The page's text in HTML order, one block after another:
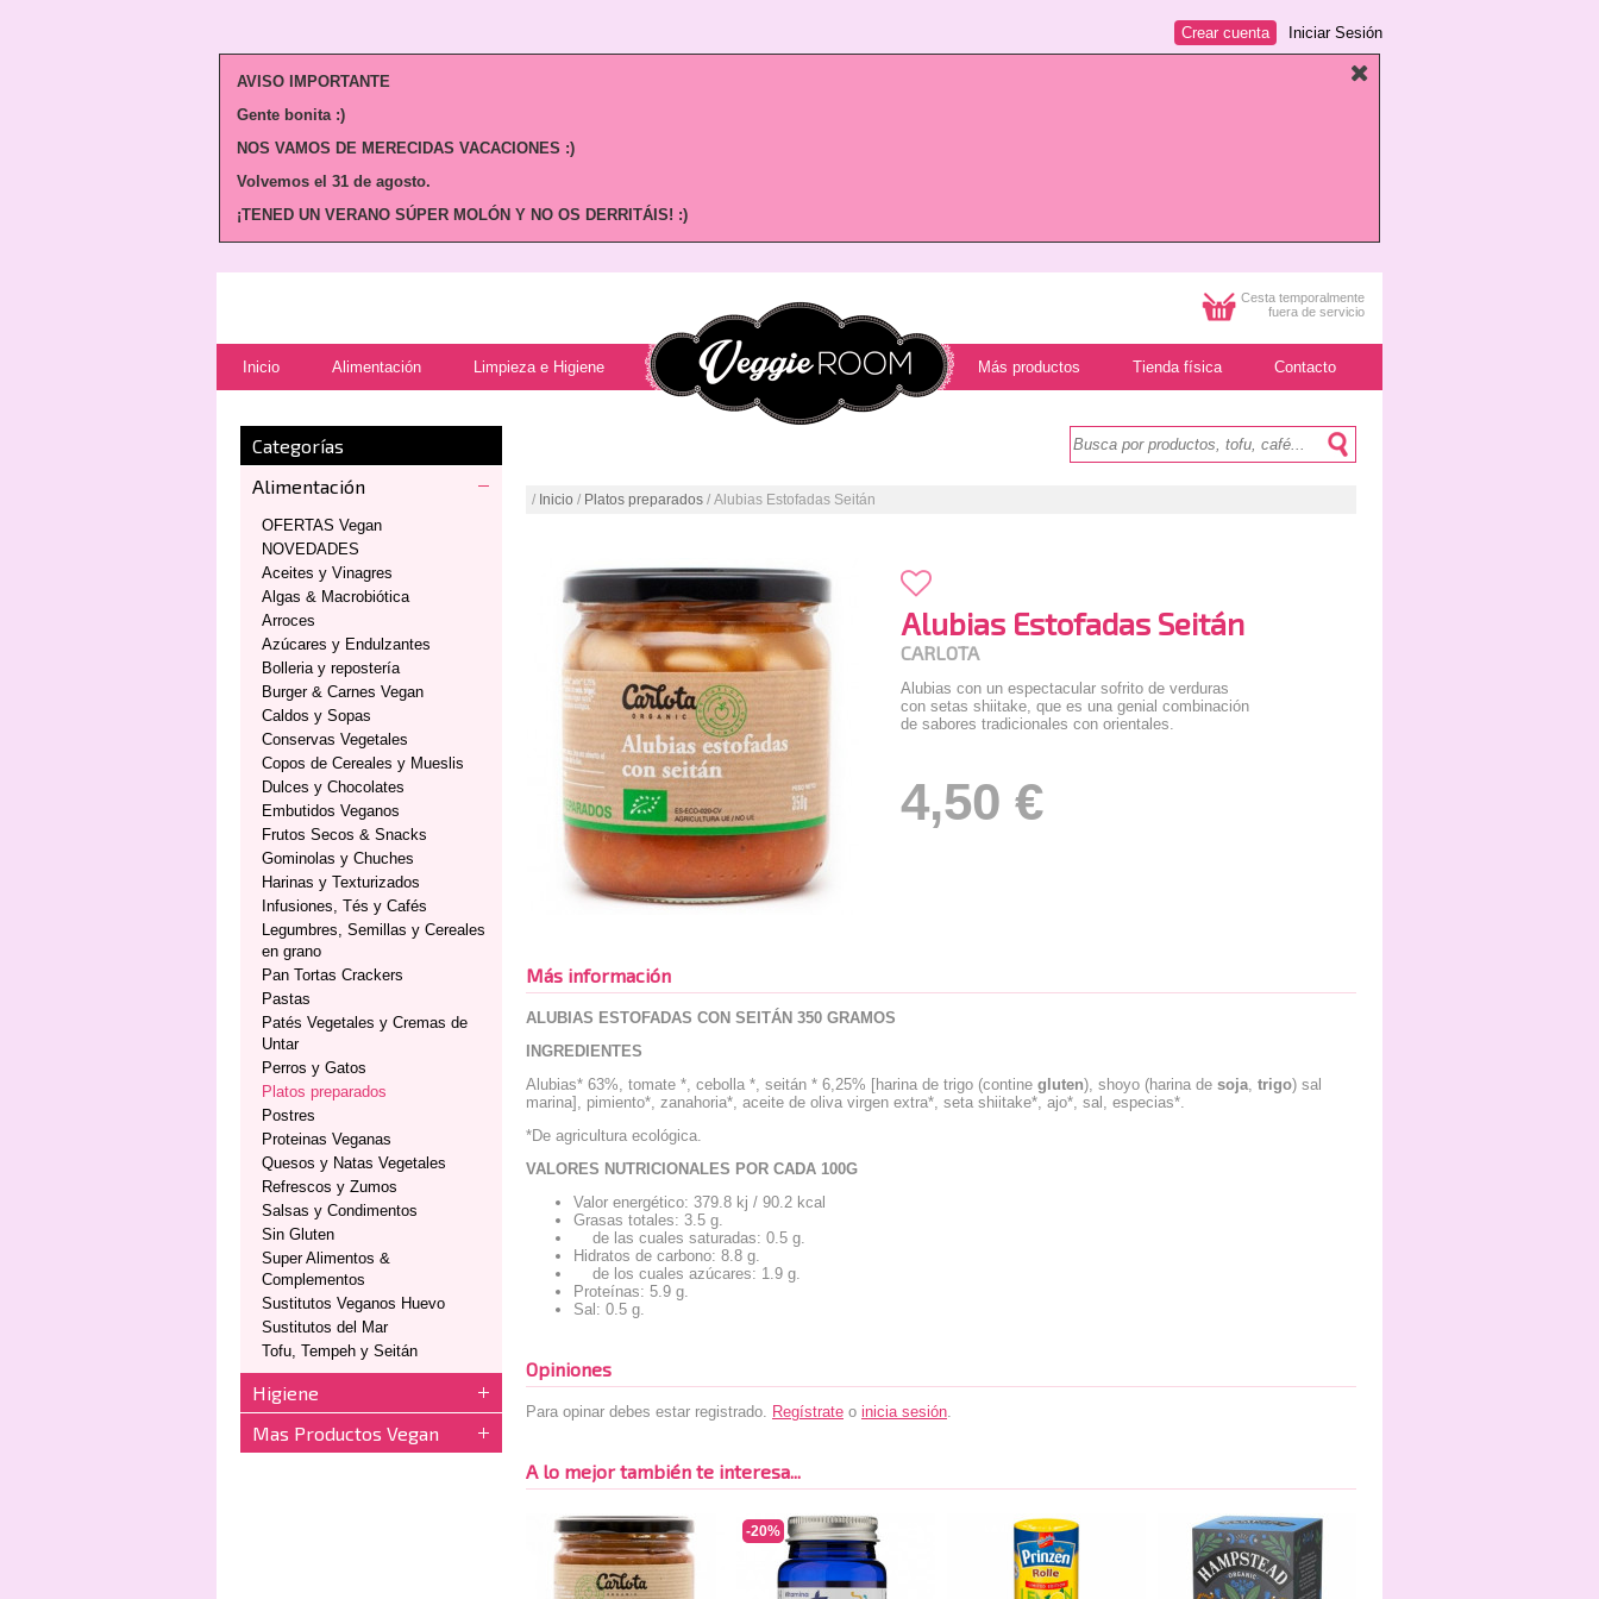
Iniciar Sesión
Crear cuenta
AVISO IMPORTANTE
Gente bonita :)
NOS VAMOS DE MERECIDAS VACACIONES :)
Volvemos el 31 de agosto.
¡TENED UN VERANO SÚPER MOLÓN Y NO OS DERRITÁIS! :)
Cesta temporalmente
fuera de servicio
Inicio Alimentación Limpieza e Higiene Más productos Tienda física Contacto
Categorías
Alimentación
OFERTAS Vegan
NOVEDADES
Aceites y Vinagres
Algas & Macrobiótica
Arroces
Azúcares y Endulzantes
Bolleria y repostería
Burger & Carnes Vegan
Caldos y Sopas
Conservas Vegetales
Copos de Cereales y Mueslis
Dulces y Chocolates
Embutidos Veganos
Frutos Secos & Snacks
Gominolas y Chuches
Harinas y Texturizados
Infusiones, Tés y Cafés
Legumbres, Semillas y Cereales
en grano
Pan Tortas Crackers
Pastas
Patés Vegetales y Cremas de
Untar
Perros y Gatos
Platos preparados
Postres
Proteinas Veganas
Quesos y Natas Vegetales
Refrescos y Zumos
Salsas y Condimentos
Sin Gluten
Super Alimentos &
Complementos
Sustitutos Veganos Huevo
Sustitutos del Mar
Tofu, Tempeh y Seitán
Higiene
Mas Productos Vegan
/ Inicio / Platos preparados / Alubias Estofadas Seitán
Alubias Estofadas Seitán
CARLOTA
Alubias con un espectacular sofrito de verduras
con setas shiitake, que es una genial combinación
de sabores tradicionales con orientales.
4,50 €
Más información
ALUBIAS ESTOFADAS CON SEITÁN 350 GRAMOS
INGREDIENTES
Alubias* 63%, tomate *, cebolla *, seitán * 6,25% [harina de trigo (contine gluten), shoyo (harina de soja, trigo) sal
marina], pimiento*, zanahoria*, aceite de oliva virgen extra*, seta shiitake*, ajo*, sal, especias*.
*De agricultura ecológica.
VALORES NUTRICIONALES POR CADA 100G
Valor energético: 379.8 kj / 90.2 kcal
Grasas totales: 3.5 g.
de las cuales saturadas: 0.5 g.
Hidratos de carbono: 8.8 g.
de los cuales azúcares: 1.9 g.
Proteínas: 5.9 g.
Sal: 0.5 g.
Opiniones
Para opinar debes estar registrado. Regístrate o inicia sesión.
A lo mejor también te interesa...
-20%